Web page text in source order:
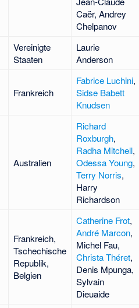
Caër, Andrey
Chelpanov
Vereinigte
Staaten
Laurie
Anderson
Frankreich
Fabrice Luchini,
Sidse Babett
Knudsen
Australien
Richard
Roxburgh,
Radha Mitchell,
Odessa Young,
Terry Norris,
Harry
Richardson
Frankreich,
Tschechische
Republik,
Belgien
Catherine Frot,
André Marcon,
Michel Fau,
Christa Théret,
Denis Mpunga,
Sylvain
Dieuaide